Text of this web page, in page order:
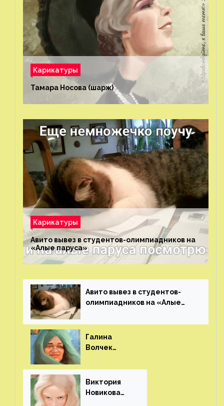
Карикатуры
Тамара Носова (шарж)⁠⁠
Карикатуры
Авито вывез в студентов-олимпиадников на
«Алые паруса»⁠⁠
Авито вывез в студентов-
олимпиадников на «Алые
Галина
Волчек
Виктория
Новикова